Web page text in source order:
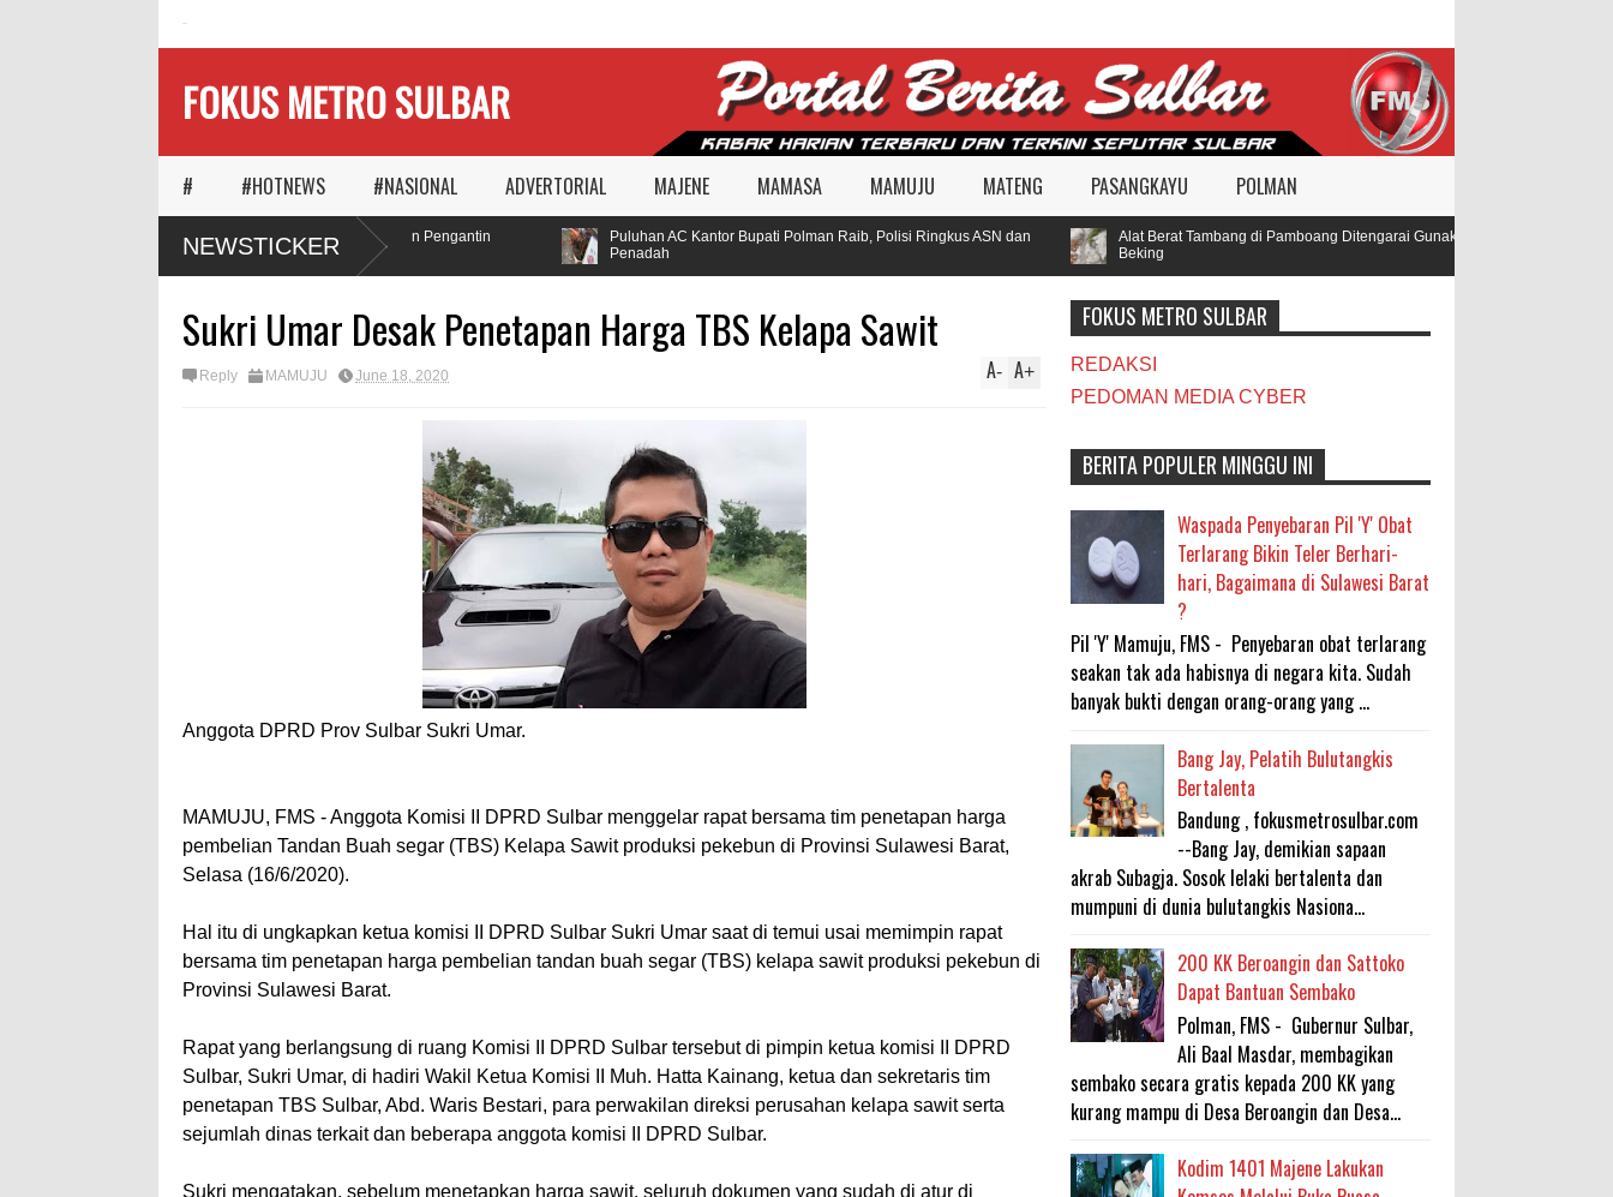
FOKUS METRO SULBAR
# #HOTNEWS #NASIONAL ADVERTORIAL MAJENE MAMASA MAMUJU MATENG PASANGKAYU POLMAN
NEWSTICKERMAPIA Ajak Calon Pengantin
Tanam Pohon
Puluhan AC Kantor Bupati Polman Raib, Polisi Ringkus ASN dan
Penadah
Alat Berat Tambang di Pamboang Ditengarai Gunakan BBM Subsidi, Oknum
Beking
Sukri Umar Desak Penetapan Harga TBS Kelapa Sawit
Reply MAMUJU June 18, 2020 A+
A-
Anggota DPRD Prov Sulbar Sukri Umar.
MAMUJU, FMS - Anggota Komisi II DPRD Sulbar menggelar rapat bersama tim penetapan harga
pembelian Tandan Buah segar (TBS) Kelapa Sawit produksi pekebun di Provinsi Sulawesi Barat,
Selasa (16/6/2020).
Hal itu di ungkapkan ketua komisi II DPRD Sulbar Sukri Umar saat di temui usai memimpin rapat
bersama tim penetapan harga pembelian tandan buah segar (TBS) kelapa sawit produksi pekebun di
Provinsi Sulawesi Barat.
Rapat yang berlangsung di ruang Komisi II DPRD Sulbar tersebut di pimpin ketua komisi II DPRD
Sulbar, Sukri Umar, di hadiri Wakil Ketua Komisi II Muh. Hatta Kainang, ketua dan sekretaris tim
penetapan TBS Sulbar, Abd. Waris Bestari, para perwakilan direksi perusahan kelapa sawit serta
sejumlah dinas terkait dan beberapa anggota komisi II DPRD Sulbar.
Sukri mengatakan, sebelum menetapkan harga sawit, seluruh dokumen yang sudah di atur di
FOKUS METRO SULBAR
REDAKSI
PEDOMAN MEDIA CYBER
BERITA POPULER MINGGU INI
Waspada Penyebaran Pil 'Y' Obat
Terlarang Bikin Teler Berhari-
hari, Bagaimana di Sulawesi Barat
?
Pil 'Y' Mamuju, FMS - Penyebaran obat terlarang
seakan tak ada habisnya di negara kita. Sudah
banyak bukti dengan orang-orang yang ...
Bang Jay, Pelatih Bulutangkis
Bertalenta
Bandung , fokusmetrosulbar.com
--Bang Jay, demikian sapaan
akrab Subagja. Sosok lelaki bertalenta dan
mumpuni di dunia bulutangkis Nasiona...
200 KK Beroangin dan Sattoko
Dapat Bantuan Sembako
Polman, FMS - Gubernur Sulbar,
Ali Baal Masdar, membagikan
sembako secara gratis kepada 200 KK yang
kurang mampu di Desa Beroangin dan Desa...
Kodim 1401 Majene Lakukan